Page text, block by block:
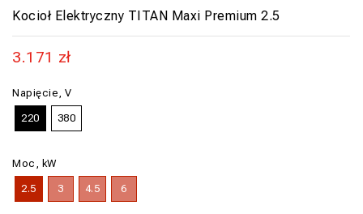
Kocioł Elektryczny TITAN Maxi Premium 2.5
3.171 zł
Napięcie, V
220 380
Moc, kW
2.5 3 4.5 6